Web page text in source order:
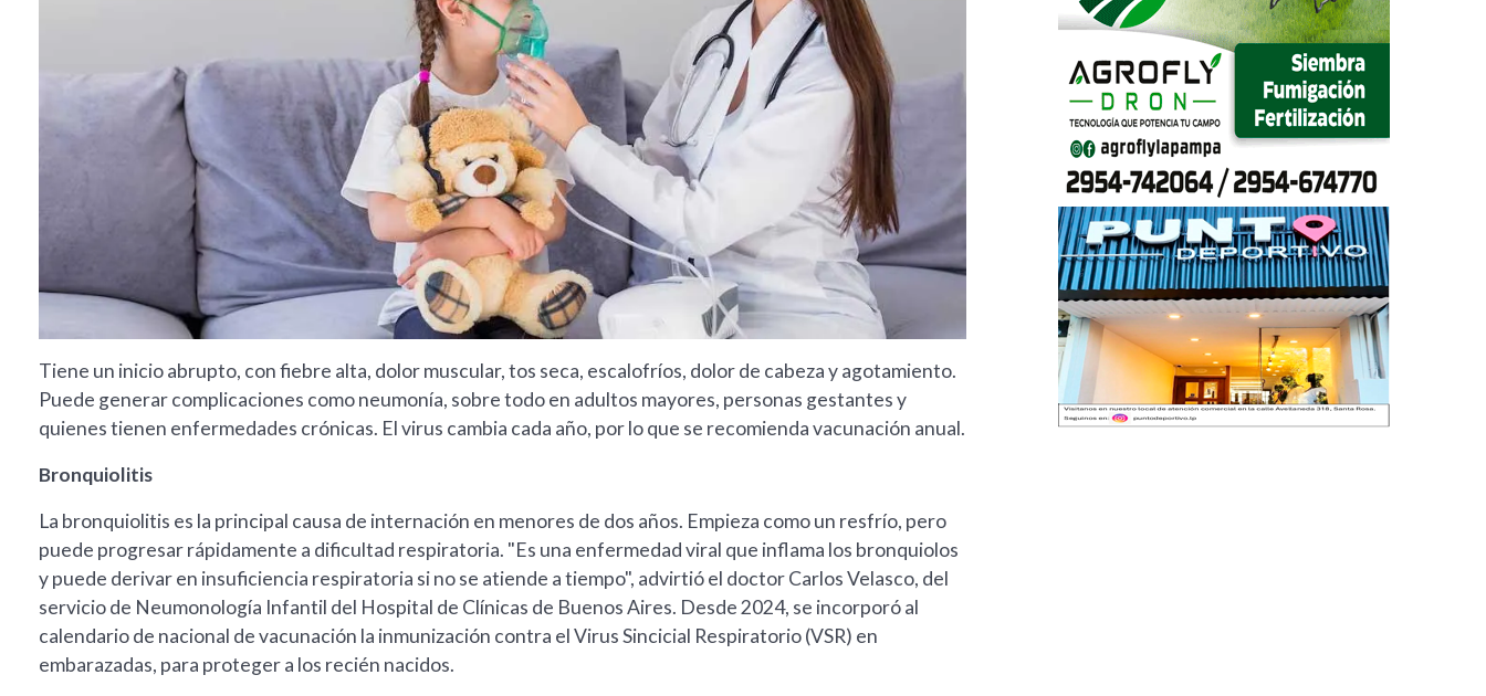
Tiene un inicio abrupto, con fiebre alta, dolor muscular, tos seca, escalofríos, dolor de cabeza y agotamiento.
Puede generar complicaciones como neumonía, sobre todo en adultos mayores, personas gestantes y
quienes tienen enfermedades crónicas. El virus cambia cada año, por lo que se recomienda vacunación anual.
Bronquiolitis
La bronquiolitis es la principal causa de internación en menores de dos años. Empieza como un resfrío, pero
puede progresar rápidamente a dificultad respiratoria. "Es una enfermedad viral que inflama los bronquiolos
y puede derivar en insuficiencia respiratoria si no se atiende a tiempo", advirtió el doctor Carlos Velasco, del
servicio de Neumonología Infantil del Hospital de Clínicas de Buenos Aires. Desde 2024, se incorporó al
calendario de nacional de vacunación la inmunización contra el Virus Sincicial Respiratorio (VSR) en
embarazadas, para proteger a los recién nacidos.